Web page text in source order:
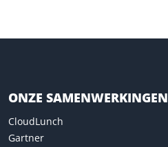
ONZE SAMENWERKINGEN
CloudLunch
Gartner